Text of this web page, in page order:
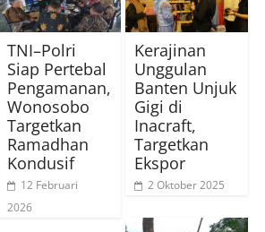
TNI–Polri
Siap Pertebal
Pengamanan,
Wonosobo
Targetkan
Ramadhan
Kondusif
12 Februari
2026
Kerajinan
Unggulan
Banten Unjuk
Gigi di
Inacraft,
Targetkan
Ekspor
2 Oktober 2025